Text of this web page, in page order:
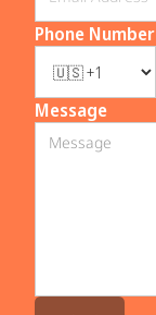
Phone Number
Message